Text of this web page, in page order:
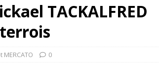
TACKALFRED
MERCATO 0